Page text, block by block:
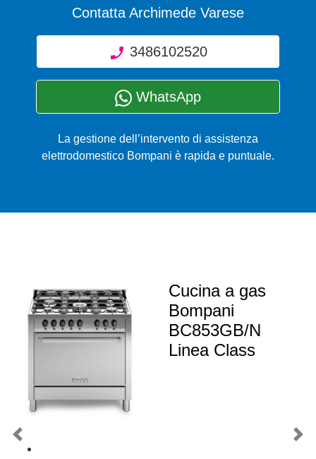
Contatta Archimede Varese
3486102520
WhatsApp
La gestione dell’intervento di assistenza
elettrodomestico Bompani è rapida e puntuale.
Cucina a gas
Bompani
BC853GB/N
Linea Class
Previous